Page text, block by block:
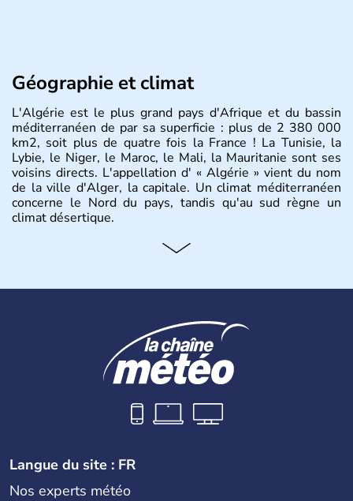
Géographie et climat
L'Algérie est le plus grand pays d'Afrique et du bassin
méditerranéen de par sa superficie : plus de 2 380 000
km2, soit plus de quatre fois la France ! La Tunisie, la
Lybie, le Niger, le Maroc, le Mali, la Mauritanie sont ses
voisins directs. L'appellation d' « Algérie » vient du nom
de la ville d'Alger, la capitale. Un climat méditerranéen
concerne le Nord du pays, tandis qu'au sud règne un
climat désertique.
Histoire et administration
sont quelques unes des villes principales du pays.
près de la moitié ont moins de 19 ans. La musique
l’une des fiertés du pays, originaire des régions les plus à
couscous
est l’un des plats traditionnels les
Langue du site : FR
Nos experts météo